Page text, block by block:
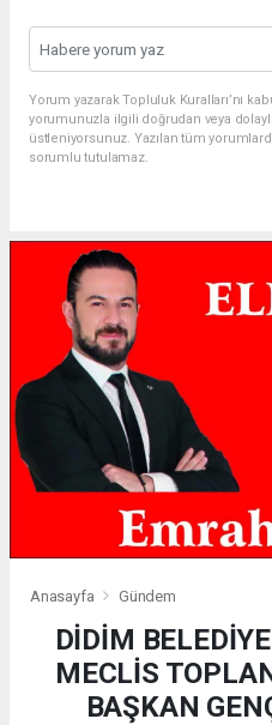
Yorum yazarak Topluluk Kuralları’nı
yorumunuzla ilgili doğrudan veya
üstleniyorsunuz. Yazılan tüm
sorumlu tutulamaz.
Anasayfa Gündem
DİDİM
MECLİS
BAŞKAN